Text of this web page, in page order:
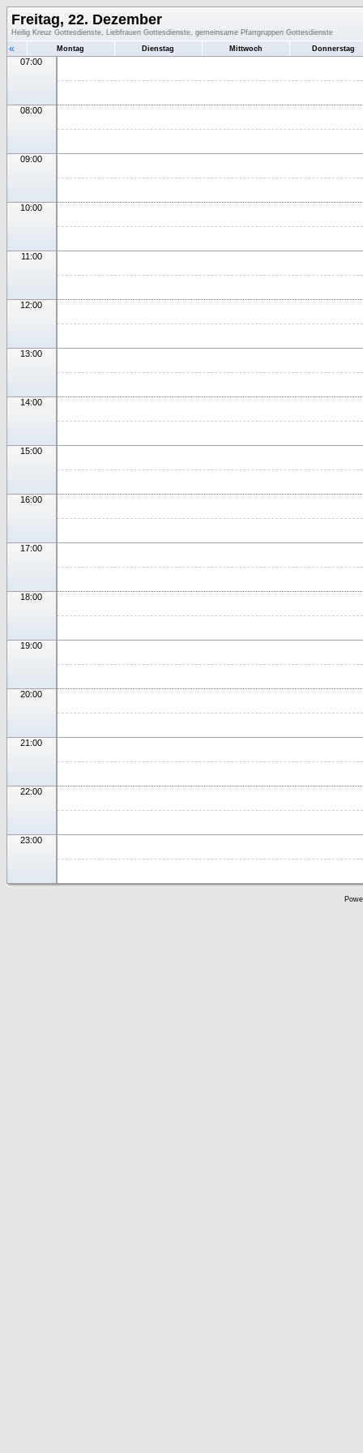
Freitag, 22. Dezember
Heilig Kreuz Gottesdienste, Liebfrauen Gottesdienste, gemeinsame Pfarrgruppen Gottesdienste
« Montag Dienstag Mittwoch Donnerstag
07:00
08:00
09:00
10:00
11:00
12:00
13:00
14:00
15:00
16:00
17:00
18:00
19:00
20:00
21:00
22:00
23:00